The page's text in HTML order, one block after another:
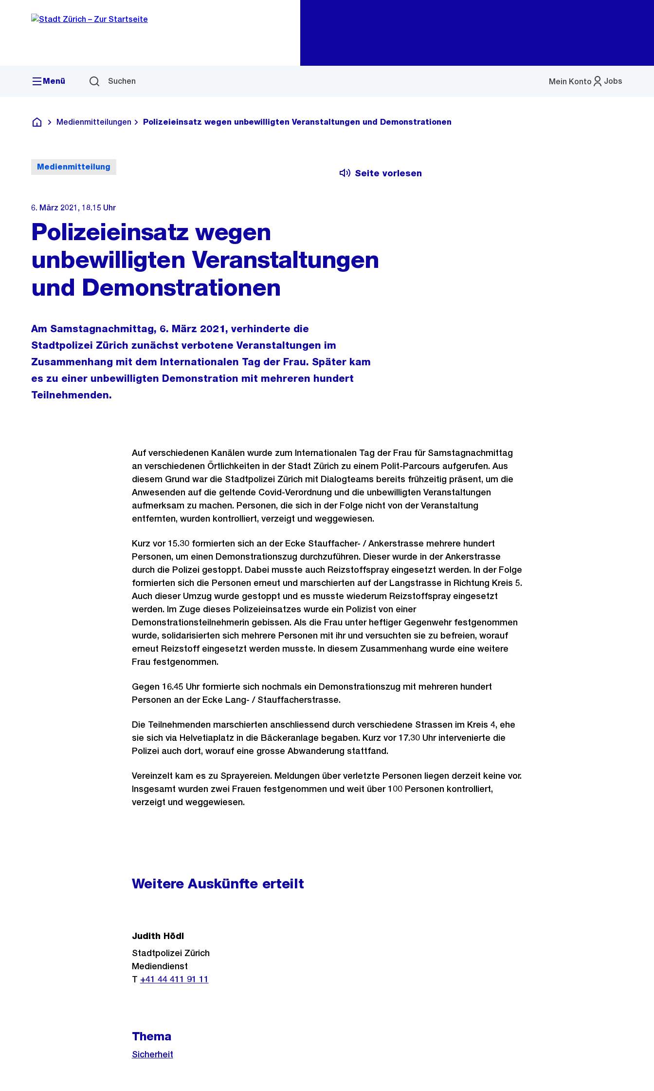
Navigation
Sprunglink
Menü Suchen Jobs
Mein Konto
Menü
Deutsch
Medienmitteilungen Polizeieinsatz wegen unbewilligten Veranstaltungen und Demonstrationen
Medienmitteilung
Seite vorlesen
6. März 2021, 18.15 Uhr
Polizeieinsatz wegen
unbewilligten Veranstaltungen
und Demonstrationen
Am Samstagnachmittag, 6. März 2021, verhinderte die
Stadtpolizei Zürich zunächst verbotene Veranstaltungen im
Zusammenhang mit dem Internationalen Tag der Frau. Später kam
es zu einer unbewilligten Demonstration mit mehreren hundert
Teilnehmenden.
Auf verschiedenen Kanälen wurde zum Internationalen Tag der Frau für Samstagnachmittag
an verschiedenen Örtlichkeiten in der Stadt Zürich zu einem Polit-Parcours aufgerufen. Aus
diesem Grund war die Stadtpolizei Zürich mit Dialogteams bereits frühzeitig präsent, um die
Anwesenden auf die geltende Covid-Verordnung und die unbewilligten Veranstaltungen
aufmerksam zu machen. Personen, die sich in der Folge nicht von der Veranstaltung
entfernten, wurden kontrolliert, verzeigt und weggewiesen.
Kurz vor 15.30 formierten sich an der Ecke Stauffacher- / Ankerstrasse mehrere hundert
Personen, um einen Demonstrationszug durchzuführen. Dieser wurde in der Ankerstrasse
durch die Polizei gestoppt. Dabei musste auch Reizstoffspray eingesetzt werden. In der Folge
formierten sich die Personen erneut und marschierten auf der Langstrasse in Richtung Kreis 5.
Auch dieser Umzug wurde gestoppt und es musste wiederum Reizstoffspray eingesetzt
werden. Im Zuge dieses Polizeieinsatzes wurde ein Polizist von einer
Demonstrationsteilnehmerin gebissen. Als die Frau unter heftiger Gegenwehr festgenommen
wurde, solidarisierten sich mehrere Personen mit ihr und versuchten sie zu befreien, worauf
erneut Reizstoff eingesetzt werden musste. In diesem Zusammenhang wurde eine weitere
Frau festgenommen.
Gegen 16.45 Uhr formierte sich nochmals ein Demonstrationszug mit mehreren hundert
Personen an der Ecke Lang- / Stauffacherstrasse.
Die Teilnehmenden marschierten anschliessend durch verschiedene Strassen im Kreis 4, ehe
sie sich via Helvetiaplatz in die Bäckeranlage begaben. Kurz vor 17.30 Uhr intervenierte die
Polizei auch dort, worauf eine grosse Abwanderung stattfand.
Vereinzelt kam es zu Sprayereien. Meldungen über verletzte Personen liegen derzeit keine vor.
Insgesamt wurden zwei Frauen festgenommen und weit über 100 Personen kontrolliert,
verzeigt und weggewiesen.
Weitere Auskünfte erteilt
Judith Hödl
Stadtpolizei Zürich
Mediendienst
T +41 44 411 91 11
Thema
Sicherheit